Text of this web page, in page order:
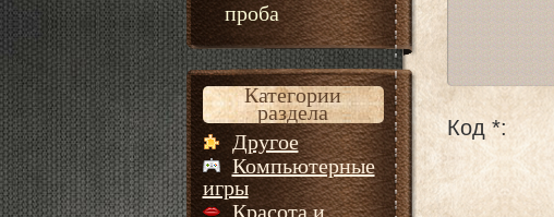
проба
Категории
раздела
Другое
Компьютерные
игры
Красота и
Код *: